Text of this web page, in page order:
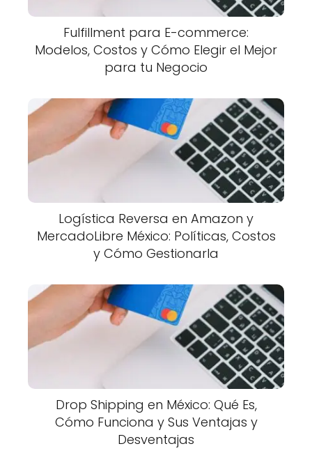
Fulfillment para E-commerce:
Modelos, Costos y Cómo Elegir el Mejor
para tu Negocio
Logística Reversa en Amazon y
MercadoLibre México: Políticas, Costos
y Cómo Gestionarla
Drop Shipping en México: Qué Es,
Cómo Funciona y Sus Ventajas y
Desventajas